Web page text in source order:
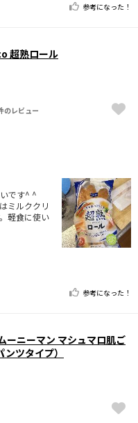
参考になった！
超熟ロール
のレビュー
です^ ^
ミルククリ
軽食に使い
参考になった！
ーニーマン マシュマロ肌ご
ツタイプ）